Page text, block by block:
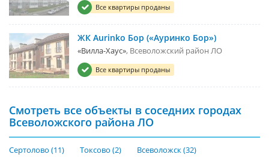
Все квартиры проданы
ЖК Aurinko Бор («Ауринко Бор»)
«Вилла-Хаус» Всеволожский район ЛО
Все квартиры проданы
Смотреть все объекты в соседних городах
Всеволожского района ЛО
Сертолово (11) Токсово (2)
Всеволожск (32)